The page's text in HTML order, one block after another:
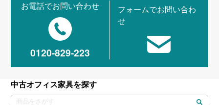
お電話でお問い合わせ
0120-829-223
フォームでお問い合わ
せ
中古オフィス家具を探す